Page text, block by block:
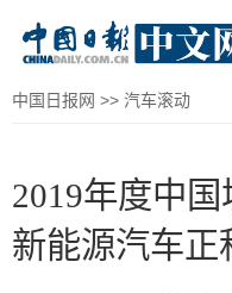
中国日报网 >> 汽车滚动
2019年度中
新能源汽车正